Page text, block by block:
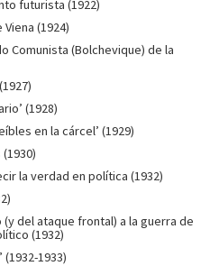
futurista (1922)
(1924)
Comunista (Bolchevique) de la
(1928)
en la cárcel’ (1929)
la verdad en política (1932)
del ataque frontal) a la guerra de
(1932)
1933)